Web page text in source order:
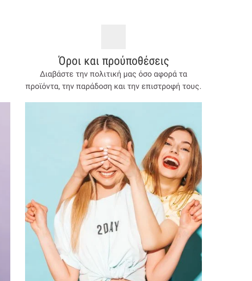
Όροι και προύποθέσεις
Διαβάστε την πολιτική μας όσο αφορά τα
προϊόντα, την παράδοση και την επιστροφή τους.